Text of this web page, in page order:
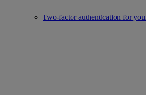
Two-factor authentication for